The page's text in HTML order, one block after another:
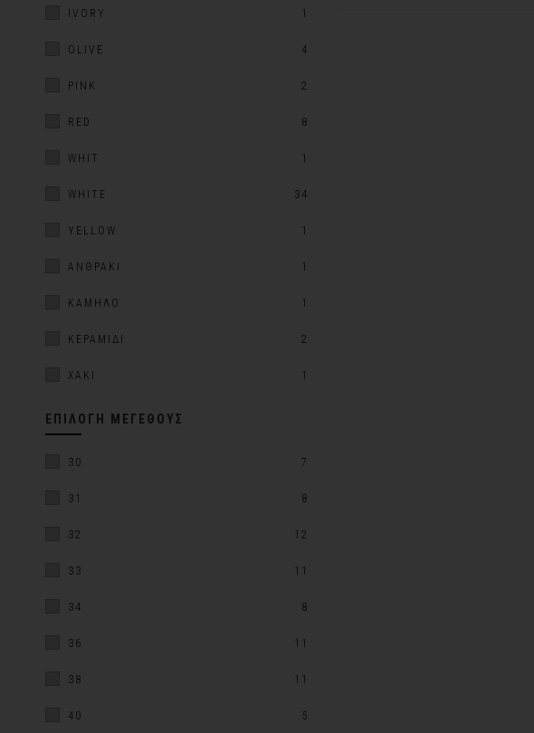
IVORY 1
OLIVE 4
PINK 2
RED 8
WHIT 1
WHITE 34
YELLOW 1
ΑΝΘΡΑΚΙ 1
ΚΑΜΗΛΌ 1
ΚΕΡΑΜΙΔΊ 2
ΧΑΚΊ 1
ΕΠΙΛΟΓΉ ΜΕΓΈΘΟΥΣ
30 7
31 8
32 12
33 11
34 8
36 11
38 11
40 5